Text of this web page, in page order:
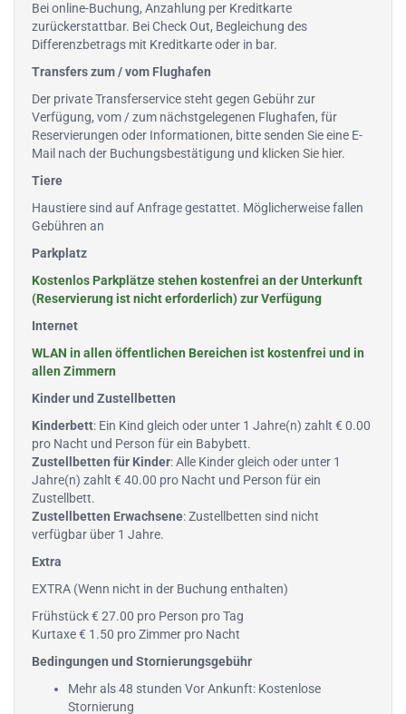
Bei online-Buchung, Anzahlung per Kreditkarte
zurückerstattbar. Bei Check Out, Begleichung des
Differenzbetrags mit Kreditkarte oder in bar.
Transfers zum / vom Flughafen
Der private Transferservice steht gegen Gebühr zur
Verfügung, vom / zum nächstgelegenen Flughafen, für
Reservierungen oder Informationen, bitte senden Sie eine E-
Mail nach der Buchungsbestätigung und klicken Sie hier.
Tiere
Haustiere sind auf Anfrage gestattet. Möglicherweise fallen
Gebühren an
Parkplatz
Kostenlos Parkplätze stehen kostenfrei an der Unterkunft
(Reservierung ist nicht erforderlich) zur Verfügung
Internet
WLAN in allen öffentlichen Bereichen ist kostenfrei und in
allen Zimmern
Kinder und Zustellbetten
Kinderbett: Ein Kind gleich oder unter 1 Jahre(n) zahlt € 0.00
pro Nacht und Person für ein Babybett.
Zustellbetten für Kinder: Alle Kinder gleich oder unter 1
Jahre(n) zahlt € 40.00 pro Nacht und Person für ein
Zustellbett.
Zustellbetten Erwachsene: Zustellbetten sind nicht
verfügbar über 1 Jahre.
Extra
EXTRA (Wenn nicht in der Buchung enthalten)
Frühstück € 27.00 pro Person pro Tag
Kurtaxe € 1.50 pro Zimmer pro Nacht
Bedingungen und Stornierungsgebühr
Mehr als 48 stunden Vor Ankunft: Kostenlose
Stornierung